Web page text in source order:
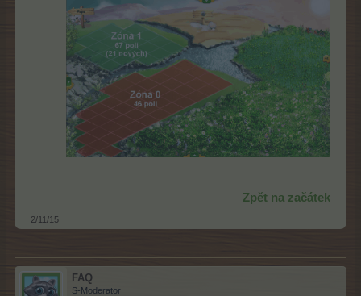
Zpět na začátek
2/11/15
FAQ
S-Moderator